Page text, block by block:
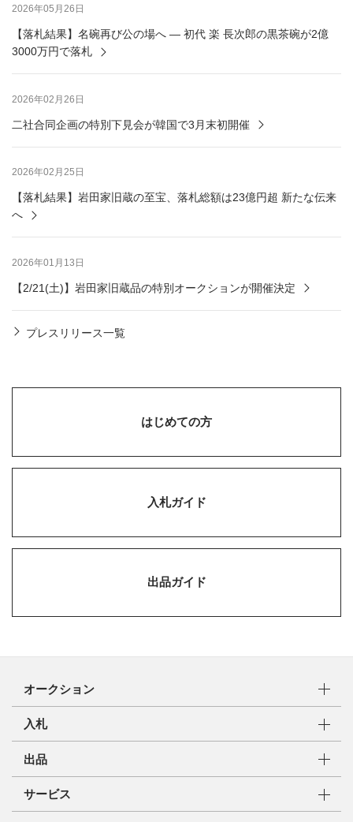
2026年05月26日
【落札結果】名碗再び公の場へ ― 初代 楽 長次郎の黒茶碗が2億
3000万円で落札
2026年02月26日
二社合同企画の特別下見会が韓国で3月末初開催
2026年02月25日
【落札結果】岩田家旧蔵の至宝、落札総額は23億円超 新たな伝来
へ
2026年01月13日
【2/21(土)】岩田家旧蔵品の特別オークションが開催決定
プレスリリース一覧
はじめての方
入札ガイド
出品ガイド
オークション
入札
出品
サービス